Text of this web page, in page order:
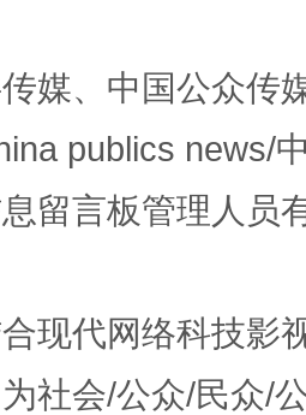
媒、中国公众传
publics news/
留言板管理人员
现代网络科技影
社会/公众/民众/